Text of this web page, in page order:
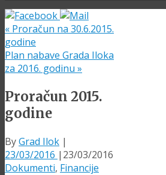
« Proračun na 30.6.2015.
godine
Plan nabave Grada Iloka
za 2016. godinu »
Proračun 2015.
godine
ByGrad Ilok |
23/03/2016 | 23/03/2016
Dokumenti, Financije